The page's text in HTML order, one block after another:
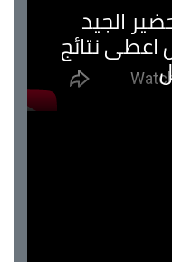
الجيد
نتائج